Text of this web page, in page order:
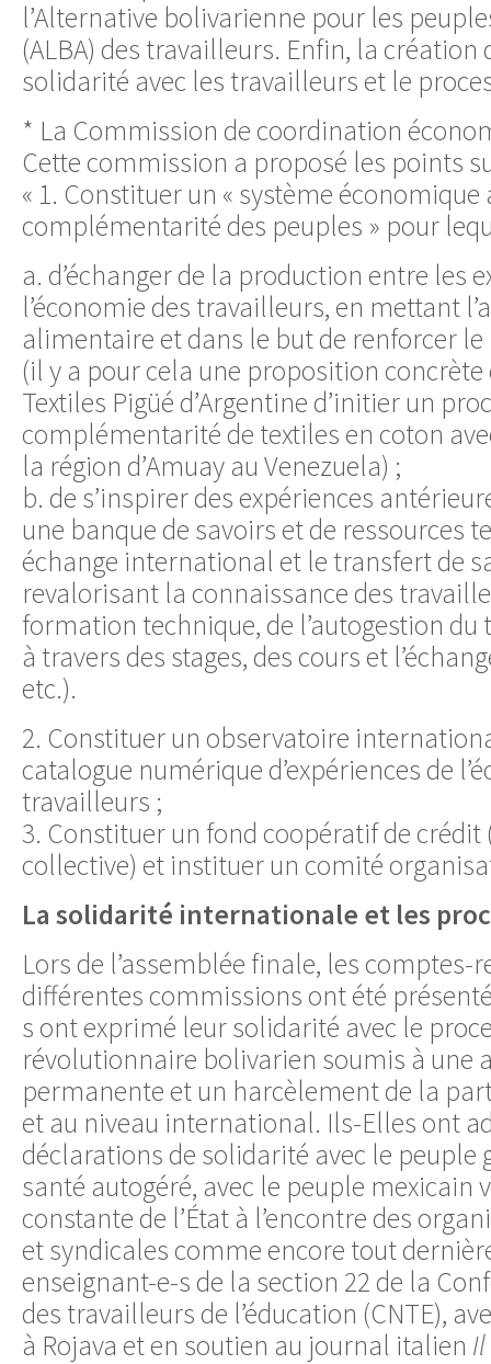
l’Alternative bolivarienne pour les
(ALBA) des travailleurs. Enfin, la création
solidarité avec les travailleurs et le
* La Commission de coordination
Cette commission a proposé les points
« 1. Constituer un « système
complémentarité des peuples » pour
a. d’échanger de la production entre les
l’économie des travailleurs, en mettant
alimentaire et dans le but de renforcer
(il y a pour cela une proposition
Textiles Pigüé d’Argentine d’initier un
complémentarité de textiles en coton
la région d’Amuay au Venezuela) ;
b. de s’inspirer des expériences
une banque de savoirs et de ressources
échange international et le transfert de
revalorisant la connaissance des
formation technique, de l’autogestion du
à travers des stages, des cours et
etc.).
2. Constituer un observatoire
catalogue numérique d’expériences de
travailleurs ;
3. Constituer un fond coopératif de crédit
collective) et instituer un comité
La solidarité internationale et les
Lors de l’assemblée finale, les comptes-
différentes commissions ont été
s ont exprimé leur solidarité avec le
révolutionnaire bolivarien soumis à une
permanente et un harcèlement de la
et au niveau international. Ils-Elles ont
déclarations de solidarité avec le peuple
santé autogéré, avec le peuple mexicain
constante de l’État à l’encontre des
et syndicales comme encore tout
enseignant-e-s de la section 22 de la
des travailleurs de l’éducation (CNTE),
à Rojava et en soutien au journal italien